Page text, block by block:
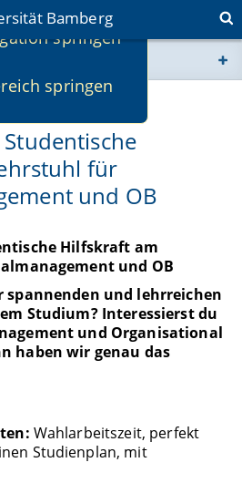
springen
springen
Bamberg
bamberg.de
bamberg.de
bamberg.de
für
und OB
Hilfskraft am
und OB
spannenden und lehrreichen
Studium? Interessierst du
und Organisational
haben wir genau das
Wahlarbeitszeit, perfekt
Studienplan, mit